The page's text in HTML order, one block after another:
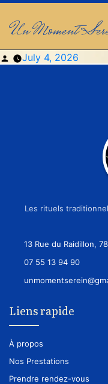
Un Moment
Posted
July 4, 2026
Les rituels
13 Rue du Raidillon,
07 55 13 94 90
Liens rapide
À propos
Nos Prestations
Prendre rendez-vous